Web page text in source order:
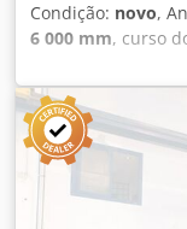
Condição: novo,
6 000 mm, curso
,
Z= 1.500 mm
arrefecido a água
indexação
0,001° x 0,001°
cabo 2 x
ferramentas